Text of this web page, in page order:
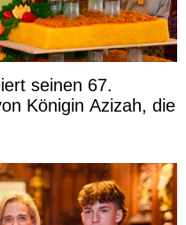
seinen 67.
Königin Azizah, die